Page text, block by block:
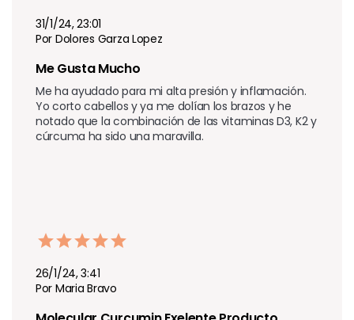
31/1/24, 23:01
Por Dolores Garza Lopez
Me Gusta Mucho
Me ha ayudado para mi alta presión y inflamación.
Yo corto cabellos y ya me dolían los brazos y he
notado que la combinación de las vitaminas D3, K2 y
cúrcuma ha sido una maravilla.
26/1/24, 3:41
Por Maria Bravo